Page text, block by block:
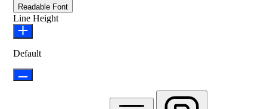
Readable Font
Line Height
Default